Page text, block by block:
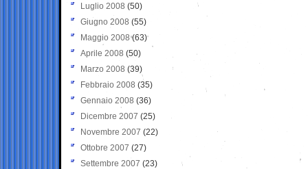
Luglio 2008 (50)
Giugno 2008 (55)
Maggio 2008(63)
Aprile 2008 (50)
Marzo 2008 (39)
Febbraio 2008 (35)
Gennaio 2008 (36)
Dicembre 2007 (25)
Novembre 2007 (22)
Ottobre 2007 (27)
Settembre 2007 (23)